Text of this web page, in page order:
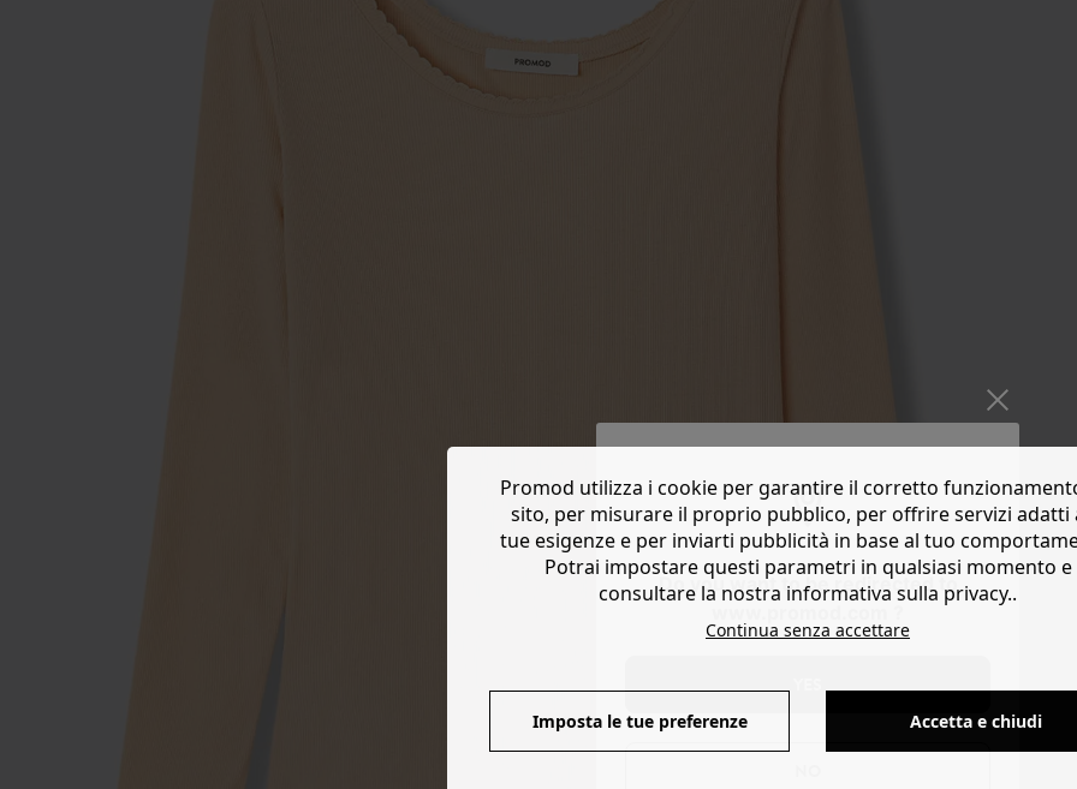
Do you want to be redirected to
Promod utilizza i cookie per garantire il corretto
sito, per misurare il proprio pubblico, per offrire servizi adatti
tue esigenze e per inviarti pubblicità in base al tuo
Potrai impostare questi parametri in qualsiasi momento e
consultare la nostra informativa sulla privacy..
Continua senza accettare
Imposta le tue preferenze Accetta e chiudi